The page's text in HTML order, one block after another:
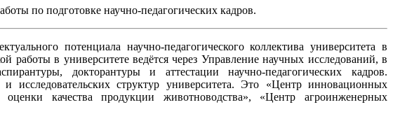
по подготовке научно-педагогических кадров.
потенциала научно-педагогического коллектива университета в
работы в университете ведётся через Управление научных исследований, в
докторантуры и аттестации научно-педагогических кадров.
структур университета. Это «Центр инновационных
качества продукции животноводства», «Центр агроинженерных